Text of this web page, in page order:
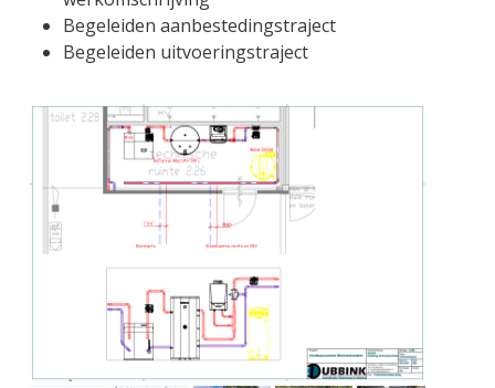
Begeleiden aanbestedingstraject
Begeleiden uitvoeringstraject